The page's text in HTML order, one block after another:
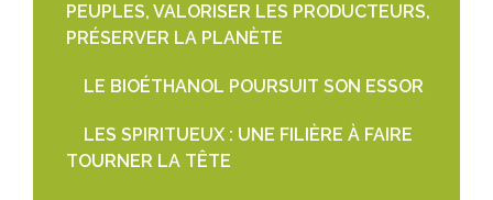
PEUPLES, VALORISER LES PRODUCTEURS,
PRÉSERVER LA PLANÈTE
LE BIOÉTHANOL POURSUIT SON ESSOR
LES SPIRITUEUX : UNE FILIÈRE À FAIRE
TOURNER LA TÊTE